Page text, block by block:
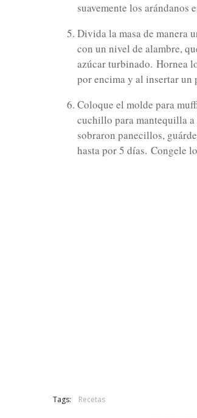
suavemente los arándanos
Divida la masa de manera
con un nivel de alambre,
azúcar turbinado. Hornea
por encima y al insertar
Coloque el molde para
cuchillo para mantequilla
sobraron panecillos,
hasta por 5 días. Congele
Tags: Recetas